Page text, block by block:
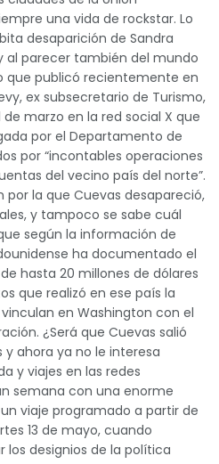
una vida de rockstar. Lo
desaparición de Sandra
al parecer también del mundo
que publicó recientemente en
ex subsecretario de Turismo,
marzo en la red social X que
por el Departamento de
por “incontables operaciones
del vecino país del norte”.
por la que Cuevas desapareció,
y tampoco se sabe cuál
según la información de
ha documentado el
hasta 20 millones de dólares
que realizó en ese país la
en Washington con el
¿Será que Cuevas salió
y ahora ya no le interesa
y viajes en las redes
semana con una enorme
viaje programado a partir de
13 de mayo, cuando
los designios de la política